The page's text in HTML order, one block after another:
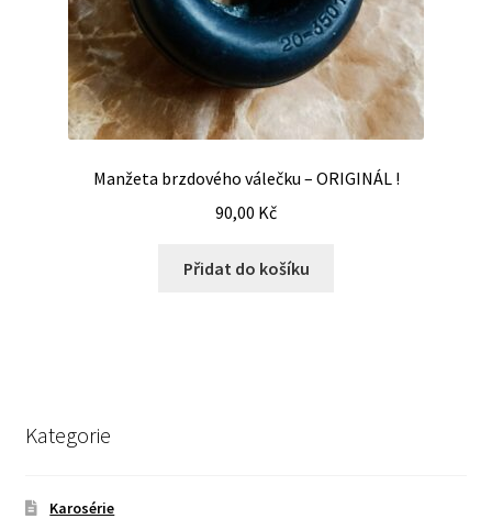
Manžeta brzdového válečku – ORIGINÁL !
90,00 Kč
Přidat do košíku
Kategorie
Karosérie